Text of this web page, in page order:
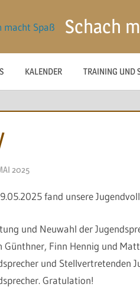
Schach
KALENDER TRAINING UND
2025
fand unsere
und Neuwahl der
Günthner, Finn Hennig und
und Stellvertretenden
Gratulation!